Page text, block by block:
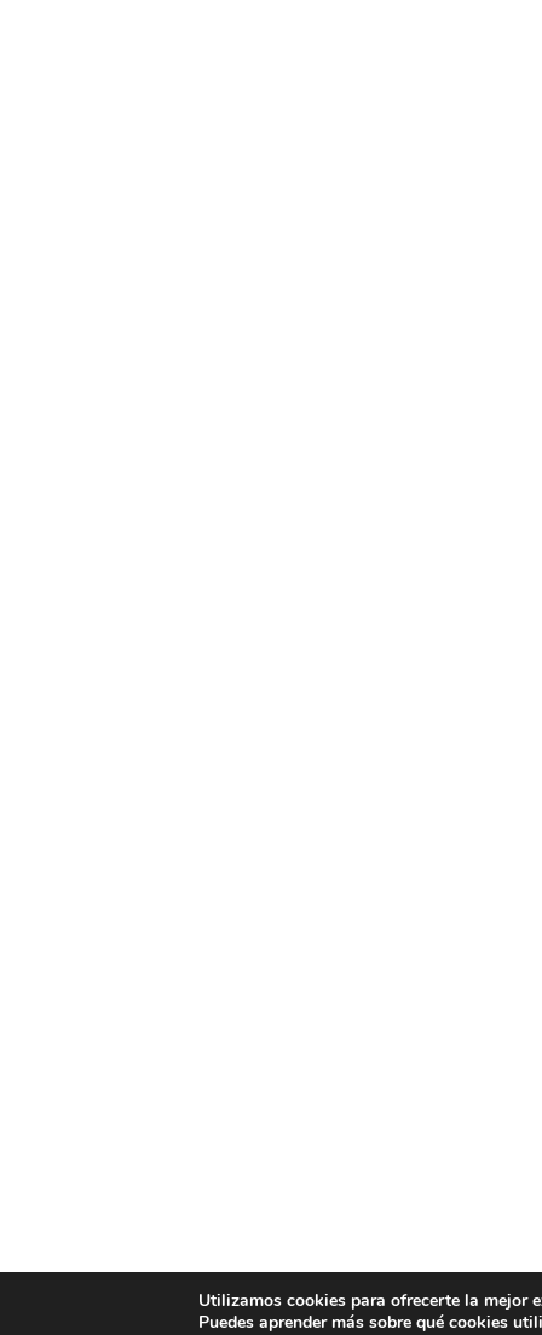
Utilizamos cookies para ofrecerte la mejor
Puedes aprender más sobre qué cookies